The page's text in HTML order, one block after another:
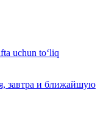
uchun to‘liq
завтра и ближайшую